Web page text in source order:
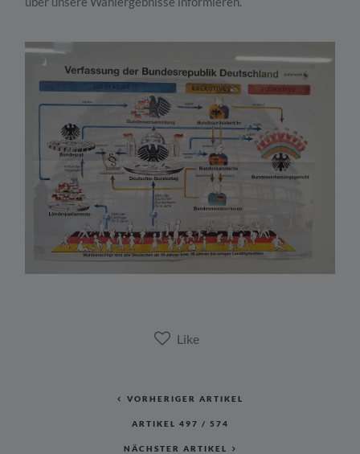
VORHERIGER ARTIKEL
ARTIKEL 497 / 574
NÄCHSTER ARTIKEL